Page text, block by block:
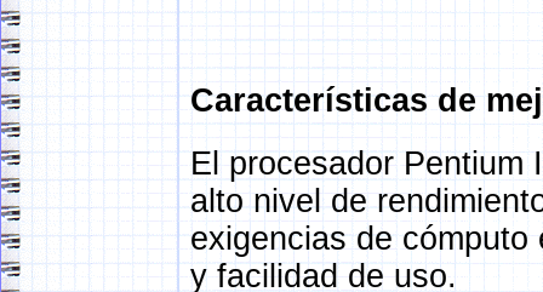
Características de
El procesador Pentium
alto nivel de
exigencias de
y facilidad de uso.